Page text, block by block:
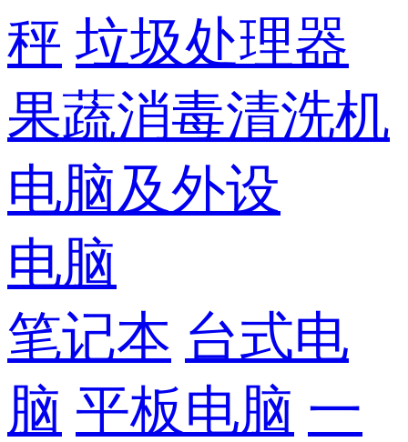
秤 垃圾处理器
果蔬消毒清洗机
电脑及外设
电脑
笔记本 台式电
脑 平板电脑 一